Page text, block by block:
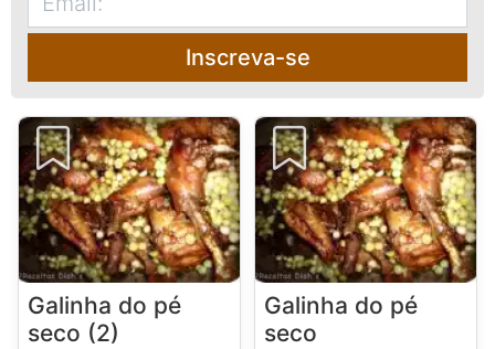
Inscreva-se
Galinha do pé
seco (2)
Galinha do pé
seco